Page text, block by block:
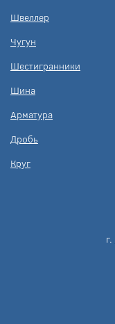
Швеллер
Чугун
Шестигранники
Шина
Арматура
Дробь
Круг
г.